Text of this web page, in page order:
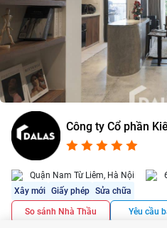
Công ty Cổ phần
Quận Nam Từ Liêm, Hà Nội
Xây mới Giấy phép Sửa chữa
So sánh Nhà Thầu Yêu cầu